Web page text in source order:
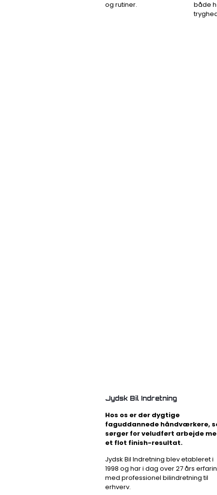
og rutiner.
både
Jydsk Bil Indretning
Hos os er der dygtige
faguddannede håndværkere,
sørger for veludført arbejde
et flot finish-resultat.
Jydsk Bil Indretning blev etableret i
1998 og har i dag over 27 års
med professionel bilindretning til
erhverv.